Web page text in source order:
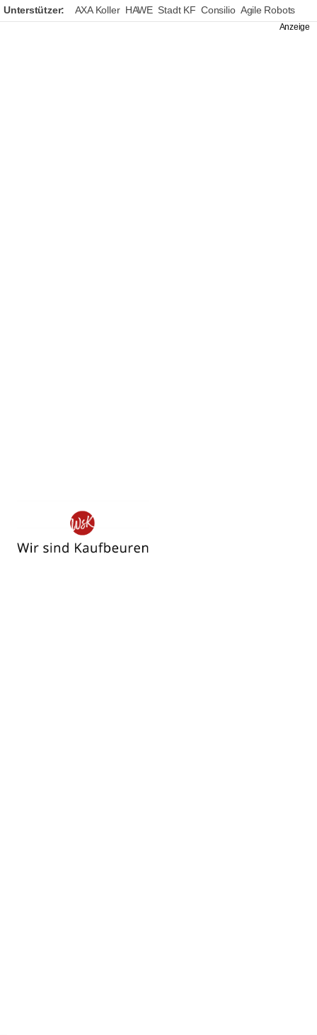
Unterstützer: AXA Koller HAWE Stadt KF Consilio Agile Robots